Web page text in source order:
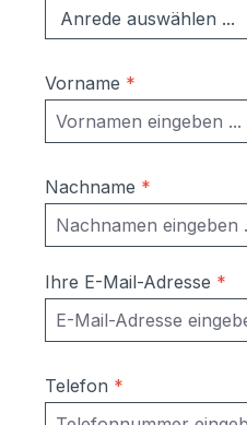
Vorname *
Nachname *
Ihre E-Mail-Adresse *
Telefon *